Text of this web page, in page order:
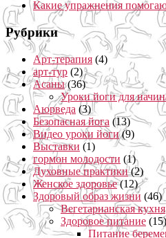
Какие упражнения
Рубрики
Арт-терапия (4)
арт-тур (2)
Асаны(36)
Уроки йоги для
Аюрведа (3)
Безопасная йога (13)
Видео уроки йоги(9)
Выставки (1)
гормон молодости (1)
Духовные практики(2)
Женское здоровье(12)
Здоровый образ жизни (46)
Вегетарианская кухня
Здоровое питание (15)
Питание